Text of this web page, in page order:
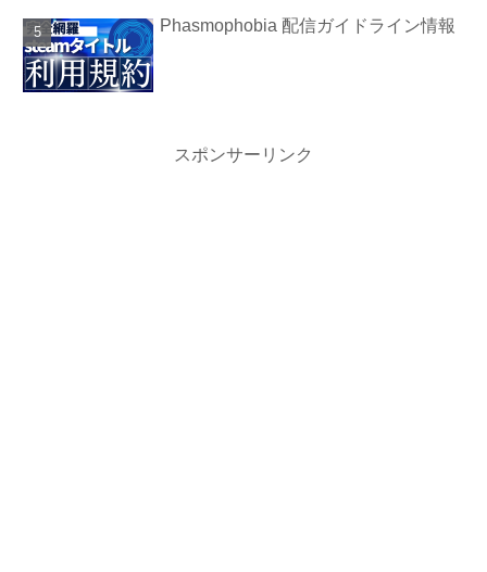
Phasmophobia 配信ガイドライン情報
スポンサーリンク